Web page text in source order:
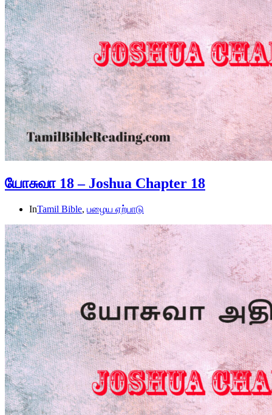
யோசுவா 18 – Joshua Chapter 18
InTamil Bible, பழைய ஏற்பாடு